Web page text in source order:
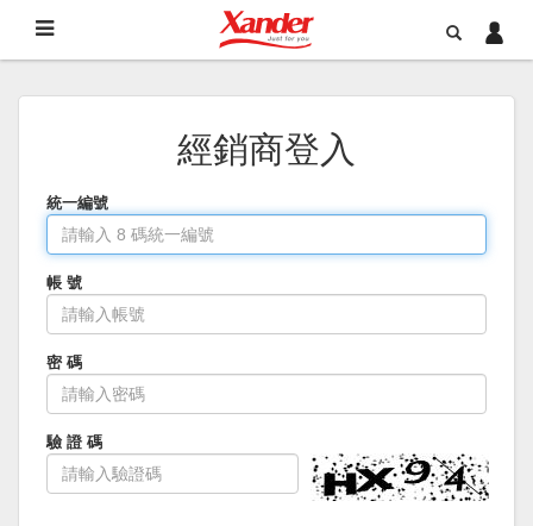
經銷商登入
統一編號
帳 號
密 碼
驗 證 碼